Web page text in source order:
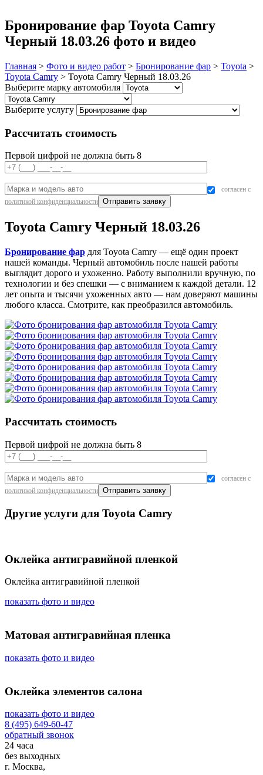
Бронирование фар Toyota Camry
Черный 18.03.26 фото и видео
Главная > Фото и видео работ > Бронирование фар > Toyota >
Toyota Camry > Toyota Camry Черный 18.03.26
Выберите марку автомобиля
Выберите услугу
Рассчитать стоимость
Первой цифрой не должна быть 8
согласен с
политикой конфиденциальности
Toyota Camry Черный 18.03.26
Бронирование фар для Toyota Camry — ещё один проект
нашей команды. Черный автомобиль после нашей работы
выглядит дорого и ухоженно. Работу выполнили вручную, по
технологии и без спешки — с вниманием к каждой детали. 12
лет опыта и тысячи ухоженных авто — нам доверяют машины
любого класса. Смотрите, как преобразился автомобиль.
Рассчитать стоимость
Первой цифрой не должна быть 8
согласен с
политикой конфиденциальности
Другие услуги для Toyota Camry
Оклейка антигравийной пленкой
Оклейка антигравийной пленкой
показать фото и видео
Матовая антигравийная пленка
показать фото и видео
Оклейка элементов салона
показать фото и видео
8 (495) 649-60-47
обратный звонок
24 часа
без выходных
г. Москва,